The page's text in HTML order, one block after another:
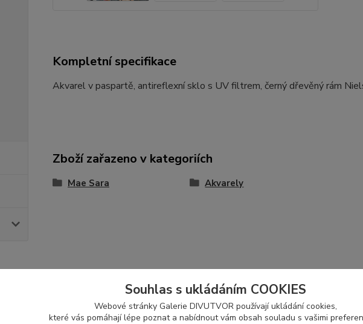
Kompletní specifikace
Akvarel v paspartě, antireflexní sklo s UV filtrem, černý dřevěný rám
Zboží zařazeno v kategoriích
Mae Sara Akvarely
Souhlas s ukládáním COOKIES
Webové stránky Galerie DIVUTVOR používají ukládání cookies,
které vás pomáhají lépe poznat a nabídnout vám obsah souladu s vašimi